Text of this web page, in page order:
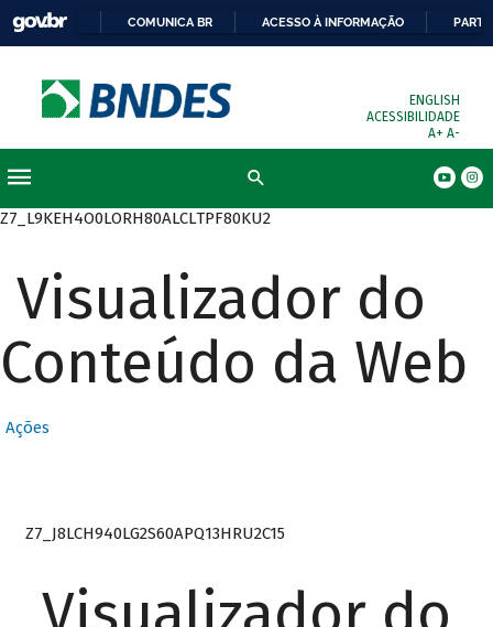
COMUNICA BR ACESSO À INFORMAÇÃO
ENGLISH
ACESSIBILIDADE
A+ A-
Z7_L9KEH4O0LORH80ALCLTPF80KU2
Visualizador do
Conteúdo da Web
Ações
Z7_J8LCH940LG2S60APQ13HRU2C15